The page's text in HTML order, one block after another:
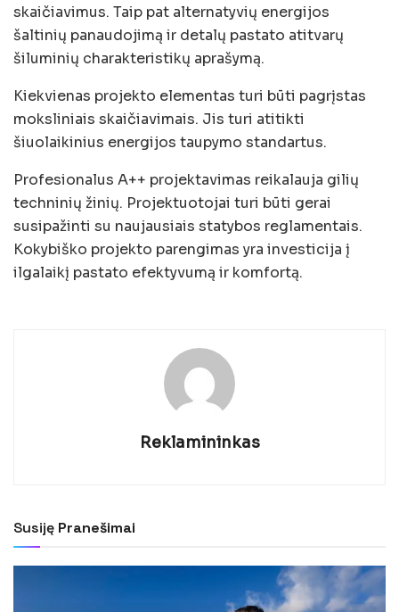
skaičiavimus. Taip pat alternatyvių energijos
šaltinių panaudojimą ir detalų pastato atitvarų
šiluminių charakteristikų aprašymą.
Kiekvienas projekto elementas turi būti pagrįstas
moksliniais skaičiavimais. Jis turi atitikti
šiuolaikinius energijos taupymo standartus.
Profesionalus A++ projektavimas reikalauja gilių
techninių žinių. Projektuotojai turi būti gerai
susipažinti su naujausiais statybos reglamentais.
Kokybiško projekto parengimas yra investicija į
ilgalaikį pastato efektyvumą ir komfortą.
Reklamininkas
Susiję Pranešimai